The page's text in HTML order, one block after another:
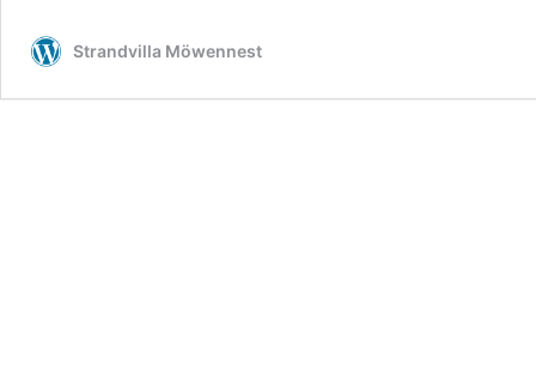
Strandvilla Möwennest